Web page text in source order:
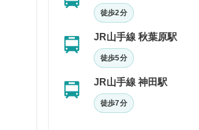
徒歩2分
JR山手線 秋葉原駅
徒歩5分
JR山手線 神田駅
徒歩7分